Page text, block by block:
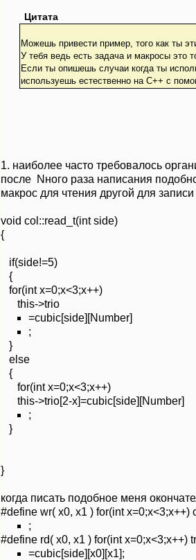
Цитата
Можешь привести пример, того как ты
У тебя ведь есть задача и макросы это
Если ты опишешь случаи когда ты
используешь естественно на С++ с
1. наиболее часто требовалось
после Nного раза написания
макрос для чтения другой для записи
void col::read_t(int side)
{
if(side!=5)
{
for(int x=0;x<3;x++)
this->trio
=cubic[side][Number]
;
}
else
{
for(int x=0;x<3;x++)
this->trio[2-x]=cubic[side][Number]
;
}
}
когда писать подобное меня
#define wr( x0, x1 ) for(int x=0;x<3;x++)
;
#define rd( x0, x1 ) for(int x=0;x<3;x++)
=cubic[side][x0][x1];